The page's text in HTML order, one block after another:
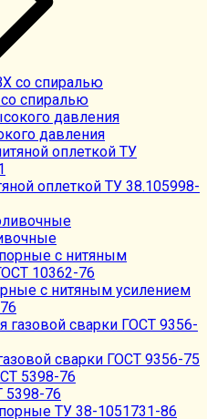
спиралью
давления
оплеткой ТУ 38.105998-
с нитяным усилением
сварки ГОСТ 9356-75
5398-76